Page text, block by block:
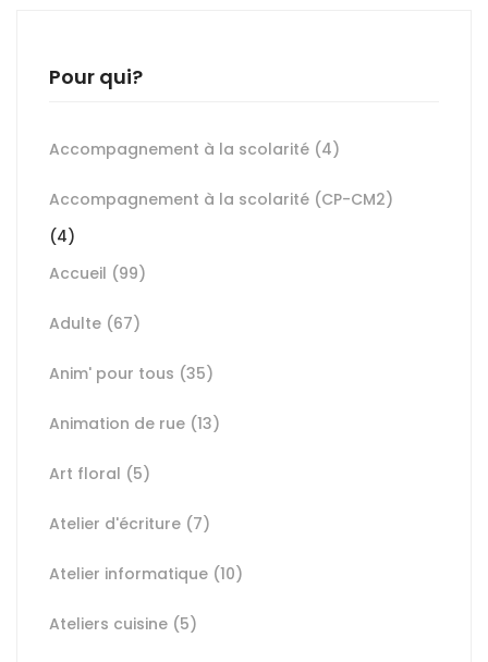
Pour qui?
Accompagnement à la scolarité (4)
Accompagnement à la scolarité (CP-CM2)
(4)
Accueil (99)
Adulte (67)
Anim' pour tous (35)
Animation de rue (13)
Art floral (5)
Atelier d'écriture (7)
Atelier informatique (10)
Ateliers cuisine (5)